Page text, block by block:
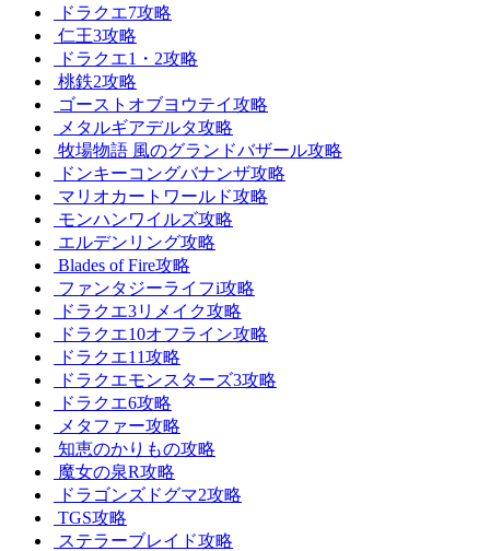
ドラクエ7攻略
仁王3攻略
ドラクエ1・2攻略
桃鉄2攻略
ゴーストオブヨウテイ攻略
メタルギアデルタ攻略
牧場物語 風のグランドバザール攻略
ドンキーコングバナンザ攻略
マリオカートワールド攻略
モンハンワイルズ攻略
エルデンリング攻略
Blades of Fire攻略
ファンタジーライフi攻略
ドラクエ3リメイク攻略
ドラクエ10オフライン攻略
ドラクエ11攻略
ドラクエモンスターズ3攻略
ドラクエ6攻略
メタファー攻略
知恵のかりもの攻略
魔女の泉R攻略
ドラゴンズドグマ2攻略
TGS攻略
ステラーブレイド攻略